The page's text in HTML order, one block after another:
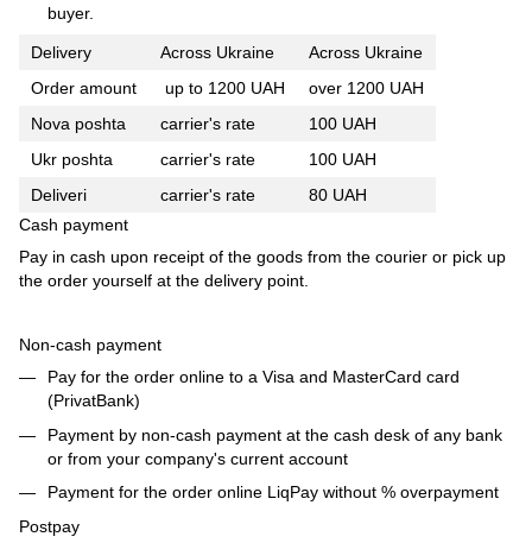
buyer.
Delivery Across Ukraine
Across Ukraine
Order amount
up to 1200 UAH
over 1200 UAH
Nova poshta
carrier's rate
100 UAH
Ukr poshta
carrier's rate
100 UAH
Deliveri
carrier's rate
80 UAH
Cash payment
Pay in cash upon receipt of the goods from the courier or pick up
the order yourself at the delivery point.
Non-cash payment
Pay for the order online to a Visa and MasterCard card
(PrivatBank)
Payment by non-cash payment at the cash desk of any bank
or from your company's current account
Payment for the order online LiqPay without % overpayment
Postpay